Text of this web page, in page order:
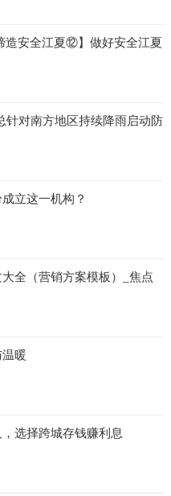
造安全江夏⑫】做好安全江夏
针对南方地区持续降雨启动防
立这一机构？
全（营销方案模板）_焦点
暖
选择跨城存钱赚利息